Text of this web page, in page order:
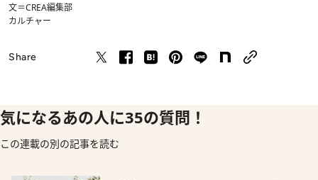
文＝CREA編集部
カルチャー
Share
気になるあの人に35の質問！
この連載の別の記事を読む